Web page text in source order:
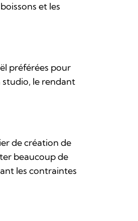
et les
préférées pour
le rendant
de création de
beaucoup de
les contraintes